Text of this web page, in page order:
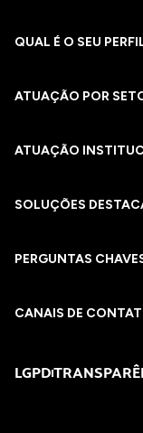
QUAL É O SEU
ATUAÇÃO POR
ATUAÇÃO
SOLUÇÕES
PERGUNTAS
CANAIS DE
LGPD